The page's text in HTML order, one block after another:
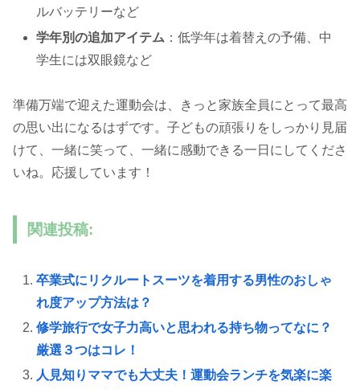
ルバッテリーなど
学年別の追加アイテム ：低学年は着替えの予備、中
学生には双眼鏡など
準備万端で迎えた運動会は、きっと家族全員にとって最高
の思い出になるはずです。子どもの頑張りをしっかり見届
けて、一緒に笑って、一緒に感動できる一日にしてくださ
いね。応援しています！
関連投稿:
卒業式にリクルートスーツを着用する男性のおしゃ
れ度アップ方法は？
修学旅行で女子力高いと思われる持ち物ってなに？
厳選３つはコレ！
人見知りママでも大丈夫！運動会ランチを気楽に楽